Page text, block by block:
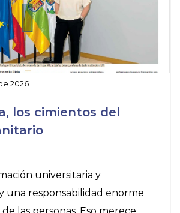
2026
los cimientos del
universitaria y
una responsabilidad enorme